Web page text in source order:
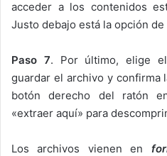
acceder a los contenidos
Justo debajo está la opción de
Paso 7. Por último, elige
guardar el archivo y confirma
botón derecho del ratón
«extraer aquí» para
Los archivos vienen en